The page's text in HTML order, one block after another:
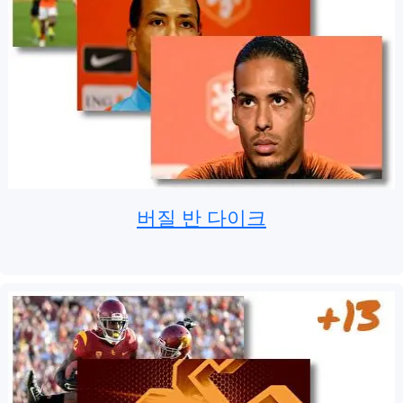
버질 반 다이크